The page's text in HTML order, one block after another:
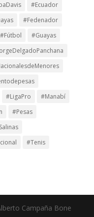
#Ecuador
#Fedenador
#Fútbol
#Guayas
#LigaPro
#Manabí
#Pesas
#Tenis
Campaña Bone